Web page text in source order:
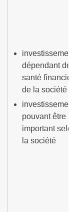
investissement
dépendant de
santé
de la société
investissement
pouvant être
important selon
la société